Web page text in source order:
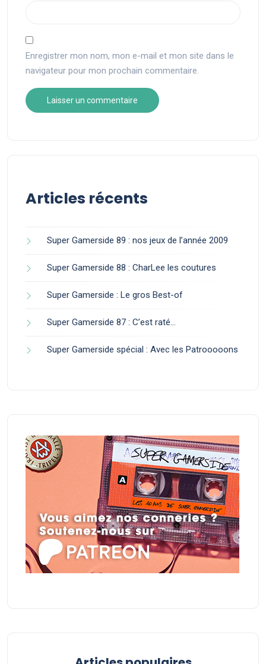
Enregistrer mon nom, mon e-mail et mon site dans le
navigateur pour mon prochain commentaire.
Articles récents
Super Gamerside 89 : nos jeux de l’année 2009
Super Gamerside 88 : CharLee les coutures
Super Gamerside : Le gros Best-of
Super Gamerside 87 : C’est raté…
Super Gamerside spécial : Avec les Patrooooons